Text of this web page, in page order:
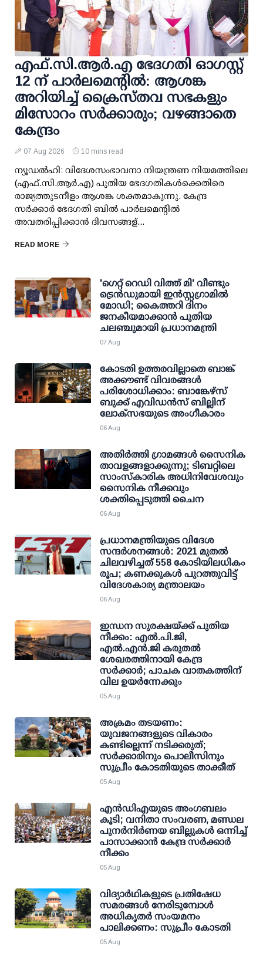
എഫ്.സി.ആര്‍.എ ഭേദഗതി ഓഗസ്റ്റ്
12 ന് പാര്‍ലമെന്റില്‍: ആശങ്ക
അറിയിച്ച് ക്രൈസ്തവ സഭകളും
മിസോറം സര്‍ക്കാരും; വഴങ്ങാതെ
കേന്ദ്രം
07 Aug 2026 10 mins read
ന്യൂഡല്‍ഹി: വിദേശസംഭാവനാ നിയന്ത്രണ നിയമത്തിലെ
(എഫ്.സി.ആര്‍.എ) പുതിയ ഭേദഗതികള്‍ക്കെതിരെ
രാജ്യത്തുടനീളം ആശങ്ക ശക്തമാകുന്നു. കേന്ദ്ര
സര്‍ക്കാര്‍ ഭേദഗതി ബില്‍ പാര്‍ലമെന്റില്‍
അവതരിപ്പിക്കാന്‍ ദിവസങ്ങള്...
READ MORE
'ഗെറ്റ് റെഡി വിത്ത് മി' വീണ്ടും
ട്രെന്‍ഡുമായി ഇന്‍സ്റ്റഗ്രാമില്‍
മോഡി; കൈത്തറി ദിനം
ജനകീയമാക്കാന്‍ പുതിയ
ചലഞ്ചുമായി പ്രധാനമന്ത്രി
07 Aug
കോടതി ഉത്തരവില്ലാതെ ബാങ്ക്
അക്കൗണ്ട് വിവരങ്ങള്‍
പരിശോധിക്കാം: ബാങ്കേഴ്സ്
ബുക്ക് എവിഡന്‍സ് ബില്ലിന്
ലോക്സഭയുടെ അംഗീകാരം
06 Aug
അതിര്‍ത്തി ഗ്രാമങ്ങള്‍ സൈനിക
താവളങ്ങളാക്കുന്നു; ടിബറ്റിലെ
സാംസ്‌കാരിക അധിനിവേശവും
സൈനിക നീക്കവും
ശക്തിപ്പെടുത്തി ചൈന
06 Aug
പ്രധാനമന്ത്രിയുടെ വിദേശ
സന്ദർശനങ്ങൾ: 2021 മുതൽ
ചിലവഴിച്ചത് 558 കോടിയിലധികം
രൂപ; കണക്കുകൾ പുറത്തുവിട്ട്
വിദേശകാര്യ മന്ത്രാലയം
06 Aug
ഇന്ധന സുരക്ഷയ്ക്ക് പുതിയ
നീക്കം: എല്‍.പി.ജി,
എല്‍.എന്‍.ജി കരുതല്‍
ശേഖരത്തിനായി കേന്ദ്ര
സര്‍ക്കാര്‍; പാചക വാതകത്തിന്
വില ഉയര്‍ന്നേക്കും
05 Aug
അക്രമം തടയണം:
യുവജനങ്ങളുടെ വികാരം
കണ്ടില്ലെന്ന് നടിക്കരുത്;
സര്‍ക്കാരിനും പൊലീസിനും
സുപ്രീം കോടതിയുടെ താക്കീത്
05 Aug
എന്‍ഡിഎയുടെ അംഗബലം
കൂടി; വനിതാ സംവരണ, മണ്ഡല
പുനര്‍നിര്‍ണയ ബില്ലുകള്‍ ഒന്നിച്ച്
പാസാക്കാന്‍ കേന്ദ്ര സര്‍ക്കാര്‍
നീക്കം
05 Aug
വിദ്യാര്‍ഥികളുടെ പ്രതിഷേധ
സമരങ്ങള്‍ നേരിടുമ്പോള്‍
അധികൃതര്‍ സംയമനം
പാലിക്കണം: സുപ്രീം കോടതി
05 Aug